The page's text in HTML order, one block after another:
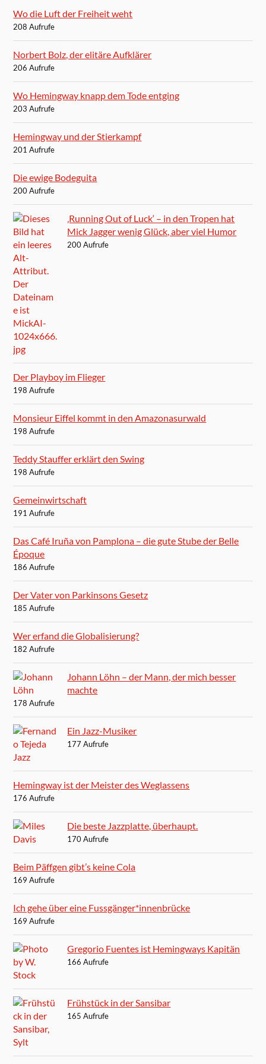
Wo die Luft der Freiheit weht
208 Aufrufe
Norbert Bolz, der elitäre Aufklärer
206 Aufrufe
Wo Hemingway knapp dem Tode entging
203 Aufrufe
Hemingway und der Stierkampf
201 Aufrufe
Die ewige Bodeguita
200 Aufrufe
‚Running Out of Luck‘ – in den Tropen hat
Mick Jagger wenig Glück, aber viel Humor
200 Aufrufe
Der Playboy im Flieger
198 Aufrufe
Monsieur Eiffel kommt in den Amazonasurwald
198 Aufrufe
Teddy Stauffer erklärt den Swing
198 Aufrufe
Gemeinwirtschaft
191 Aufrufe
Das Café Iruña von Pamplona – die gute Stube der Belle
Époque
186 Aufrufe
Der Vater von Parkinsons Gesetz
185 Aufrufe
Wer erfand die Globalisierung?
182 Aufrufe
Johann Löhn – der Mann, der mich besser
machte
178 Aufrufe
Ein Jazz-Musiker
177 Aufrufe
Hemingway ist der Meister des Weglassens
176 Aufrufe
Die beste Jazzplatte, überhaupt.
170 Aufrufe
Beim Päffgen gibt’s keine Cola
169 Aufrufe
Ich gehe über eine Fussgänger*innenbrücke
169 Aufrufe
Gregorio Fuentes ist Hemingways Kapitän
166 Aufrufe
Frühstück in der Sansibar
165 Aufrufe